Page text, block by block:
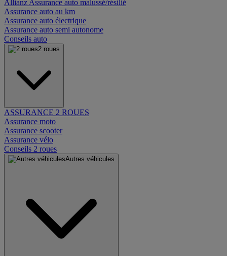
Allianz Assurance auto malussé/résilié
Assurance auto au km
Assurance auto électrique
Assurance auto semi autonome
Conseils auto
2 roues
ASSURANCE 2 ROUES
Assurance moto
Assurance scooter
Assurance vélo
Conseils 2 roues
Autres véhicules